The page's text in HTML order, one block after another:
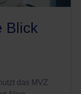
Blick
das MVZ